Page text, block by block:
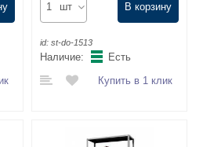
шт В корзину
id: st-do-1513
Наличие:
Есть
Купить в 1 клик